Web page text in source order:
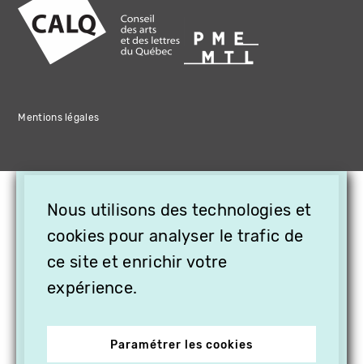
Mentions légales
Nous utilisons des technologies et
cookies pour analyser le trafic de
ce site et enrichir votre
expérience.
Paramétrer les cookies
OFFREZ LA VIDÉO EN
CADEAU, ABONNEZ VOS
PROCHES À VITHÈQUE !